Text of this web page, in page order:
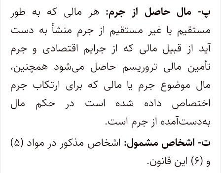
پ- مال حاصل از جرم: هر مالی که به طور
مستقیم یا غیر مستقیم از جرم منشأ به دست
آید از قبیل مالی که از جرایم اقتصادی و جرم
تأمین مالی تروریسم حاصل می‌شود همچنین،
مال موضوع جرم یا مالی که برای ارتکاب جرم
اختصاص داده شده است در حکم مال
به‌دست‌آمده از جرم است.
ت- اشخاص مشمول:
اشخاص مذکور در مواد (۵)
و (۶) این قانون.